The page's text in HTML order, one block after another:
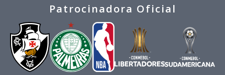
Patrocinadora Oficial